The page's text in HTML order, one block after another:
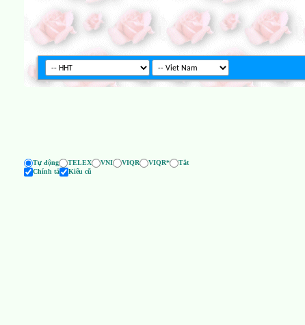
Tự động
TELEX VNI VIQR VIQR*
Tắt
Chính tả Kiểu cũ